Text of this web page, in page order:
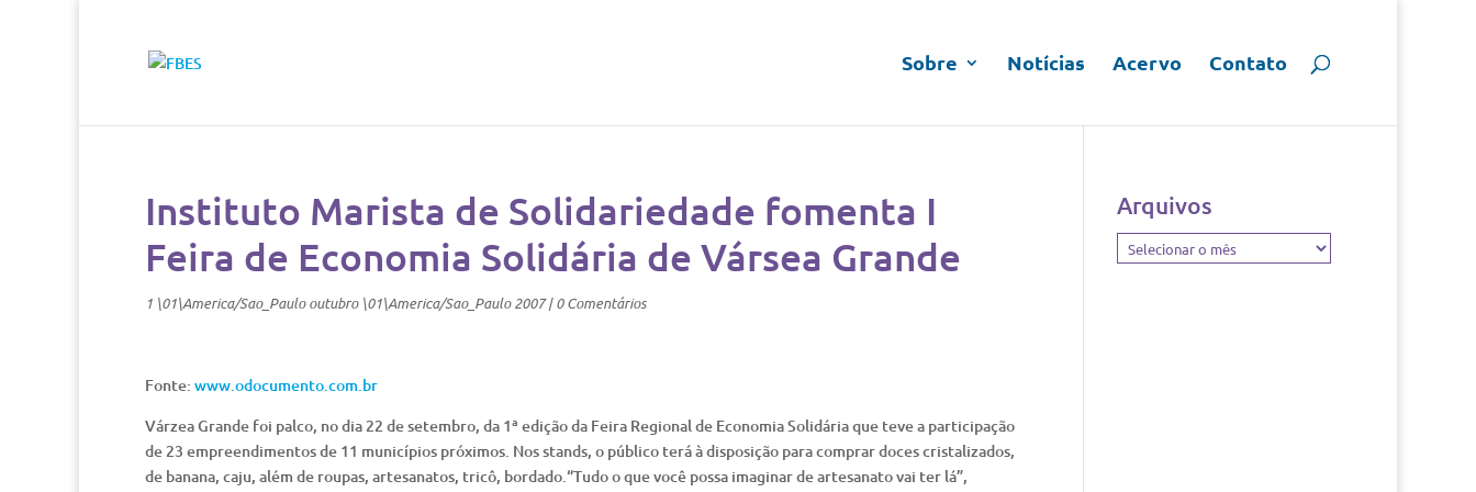
Sobre Notícias Acervo Contato
Instituto Marista de Solidariedade fomenta I
Feira de Economia Solidária de Vársea Grande
1 \01\America/Sao_Paulo outubro \01\America/Sao_Paulo 2007|0 Comentários
Fonte: www.odocumento.com.br
Várzea Grande foi palco, no dia 22 de setembro, da 1ª edição da Feira Regional de Economia Solidária que teve a participação
de 23 empreendimentos de 11 municípios próximos. Nos stands, o público terá à disposição para comprar doces cristalizados,
de banana, caju, além de roupas, artesanatos, tricô, bordado.“Tudo o que você possa imaginar de artesanato vai ter lá”,
Arquivos
Arquivos